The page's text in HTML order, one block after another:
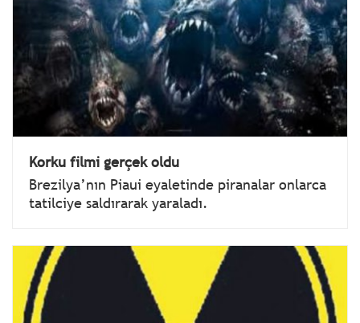
Korku filmi gerçek oldu
Brezilya’nın Piaui eyaletinde piranalar onlarca
tatilciye saldırarak yaraladı.